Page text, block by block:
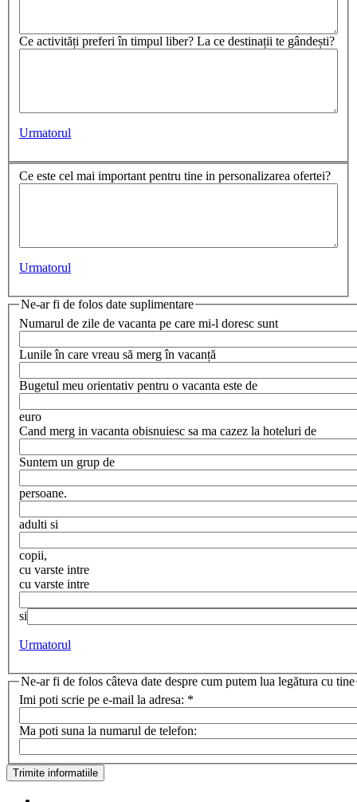
Ce activități preferi în timpul liber? La ce destinații te gândești?
Urmatorul
Ce este cel mai important pentru tine in personalizarea ofertei?
Urmatorul
Ne-ar fi de folos date suplimentare
Numarul de zile de vacanta pe care mi-l doresc sunt
Lunile în care vreau să merg în vacanță
Bugetul meu orientativ pentru o vacanta este de
euro
Cand merg in vacanta obisnuiesc sa ma cazez la hoteluri de
Suntem un grup de
persoane.
adulti si
copii,
Copii
cu varste intre
cu varste intre
si
Urmatorul
Ne-ar fi de folos câteva date despre cum putem lua legătura cu tine
Imi poti scrie pe e-mail la adresa: *
Ma poti suna la numarul de telefon:
Trimite informatiile